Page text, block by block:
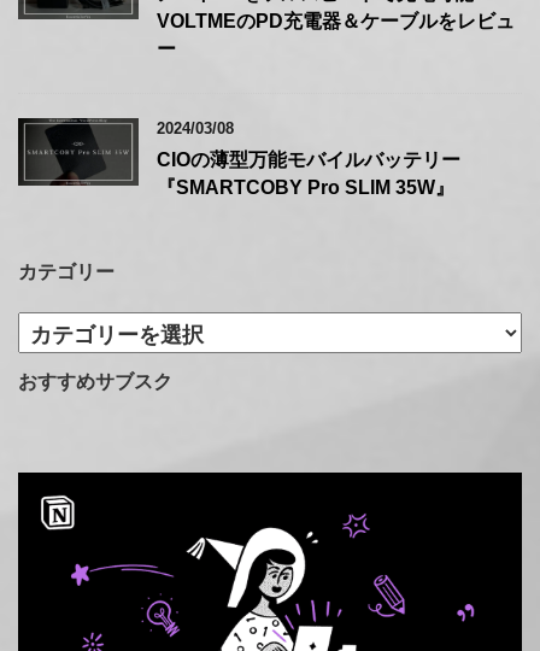
VOLTMEのPD充電器＆ケーブルをレビュ
ー
2024/03/08
CIOの薄型万能モバイルバッテリー
『SMARTCOBY Pro SLIM 35W』
カテゴリー
カ
テ
ゴ
おすすめサブスク